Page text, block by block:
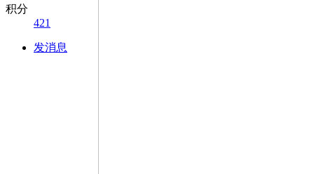
积分
421
发消息